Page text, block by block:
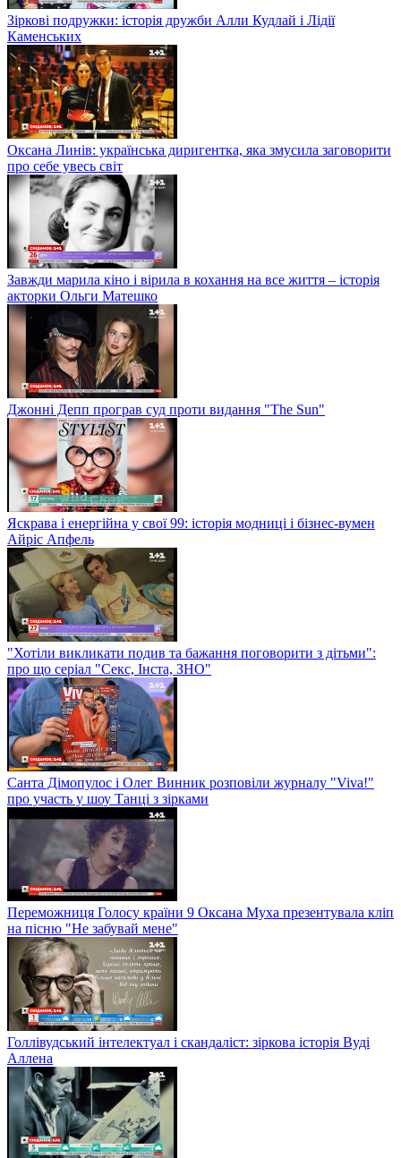
Зіркові подружки: історія дружби Алли Кудлай і Лідії
Каменських
Оксана Линів: українська диригентка, яка змусила заговорити
про себе увесь світ
Завжди марила кіно і вірила в кохання на все життя – історія
акторки Ольги Матешко
Джонні Депп програв суд проти видання "The Sun"
Яскрава і енергійна у свої 99: історія модниці і бізнес-вумен
Айріс Апфель
"Хотіли викликати подив та бажання поговорити з дітьми":
про що серіал "Секс, Інста, ЗНО"
Санта Дімопулос і Олег Винник розповіли журналу "Viva!"
про участь у шоу Танці з зірками
Переможниця Голосу країни 9 Оксана Муха презентувала кліп
на пісню "Не забувай мене"
Голлівудський інтелектуал і скандаліст: зіркова історія Вуді
Аллена